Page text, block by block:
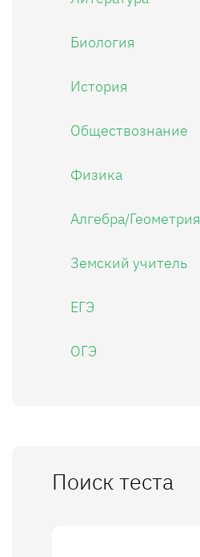
Биология
История
Обществознание
Физика
Алгебра/Геометрия
Земский учитель
ЕГЭ
ОГЭ
Поиск теста